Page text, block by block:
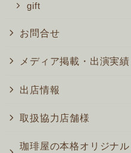
gift
お問合せ
メディア掲載・出演実績
出店情報
取扱協力店舗様
珈琲屋の本格オリジナ